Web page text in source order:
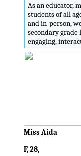
As an educator,
students of all
and in-person,
secondary grade
engaging,
Miss Aida
F, 28,